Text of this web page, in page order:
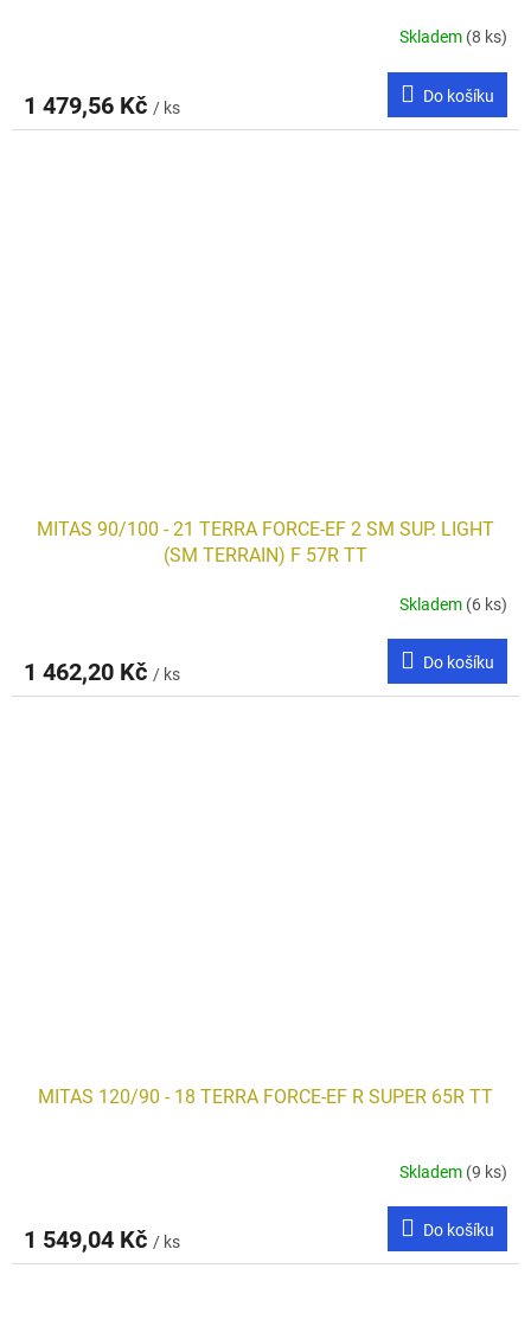
Skladem (8 ks)
1 479,56 Kč / ks
Do košíku
MITAS 90/100 - 21 TERRA FORCE-EF 2 SM SUP. LIGHT
(SM TERRAIN) F 57R TT
Skladem (6 ks)
1 462,20 Kč / ks
Do košíku
MITAS 120/90 - 18 TERRA FORCE-EF R SUPER 65R TT
Skladem (9 ks)
1 549,04 Kč / ks
Do košíku